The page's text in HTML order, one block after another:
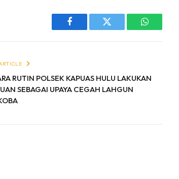
Facebook Twitter WhatsApp
RUTIN POLSEK KAPUAS HULU LAKUKAN
SEBAGAI UPAYA CEGAH LAHGUN